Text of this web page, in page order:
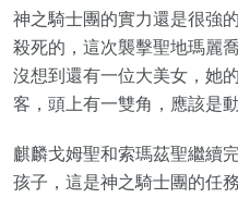
神之騎士團的實力還是很強
殺死的，這次襲擊聖地瑪麗
沒想到還有一位大美女，她
客，頭上有一雙角，應該是
麒麟戈姆聖和索瑪茲聖繼續
孩子，這是神之騎士團的任